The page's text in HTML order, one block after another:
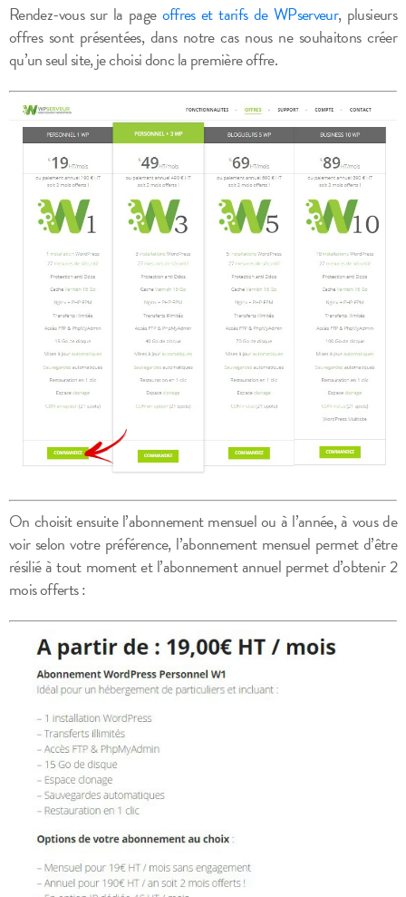
Rendez-vous sur la page offres et tarifs de WPserveur, plusieurs
offres sont présentées, dans notre cas nous ne souhaitons créer
qu’un seul site, je choisi donc la première offre.
On choisit ensuite l’abonnement mensuel ou à l’année, à vous de
voir selon votre préférence, l’abonnement mensuel permet d’être
résilié à tout moment et l’abonnement annuel permet d’obtenir 2
mois offerts :